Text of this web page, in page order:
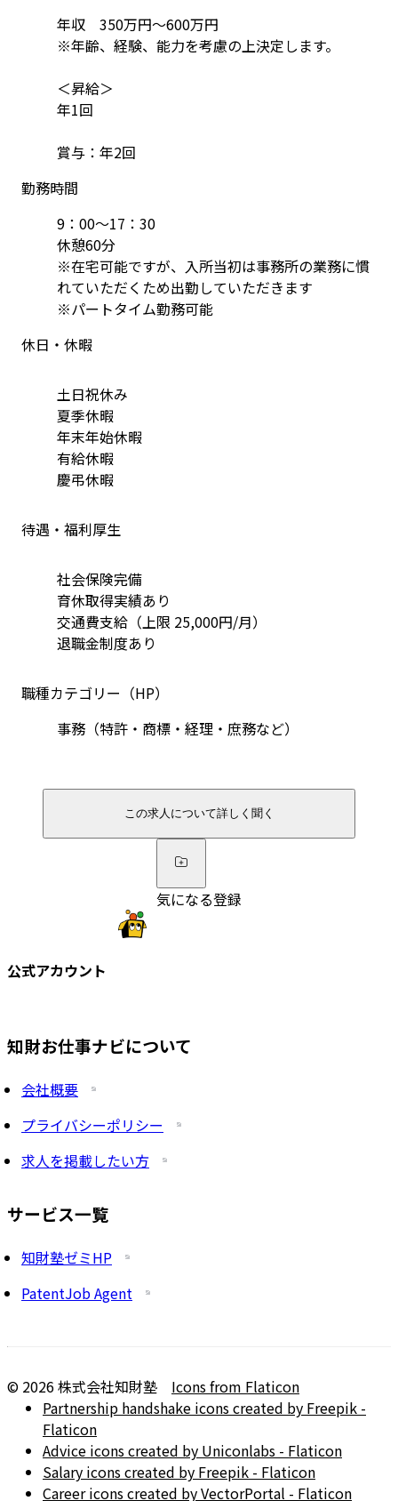
年収　350万円～600万円
※年齢、経験、能力を考慮の上決定します。
＜昇給＞
年1回
賞与：年2回
勤務時間
9：00〜17：30
休憩60分
※在宅可能ですが、入所当初は事務所の業務に慣
れていただくため出勤していただきます
※パートタイム勤務可能
休日・休暇
土日祝休み
夏季休暇
年末年始休暇
有給休暇
慶弔休暇
待遇・福利厚生
社会保険完備
育休取得実績あり
交通費支給（上限 25,000円/月）
退職金制度あり
職種カテゴリー（HP）
事務（特許・商標・経理・庶務など）
この求人について詳しく聞く
気になる登録
公式アカウント
知財お仕事ナビについて
会社概要
プライバシーポリシー
求人を掲載したい方
サービス一覧
知財塾ゼミHP
PatentJob Agent
© 2026株式会社知財塾
Icons from Flaticon
Partnership handshake icons created by Freepik -
Flaticon
Advice icons created by Uniconlabs - Flaticon
Salary icons created by Freepik - Flaticon
Career icons created by VectorPortal - Flaticon